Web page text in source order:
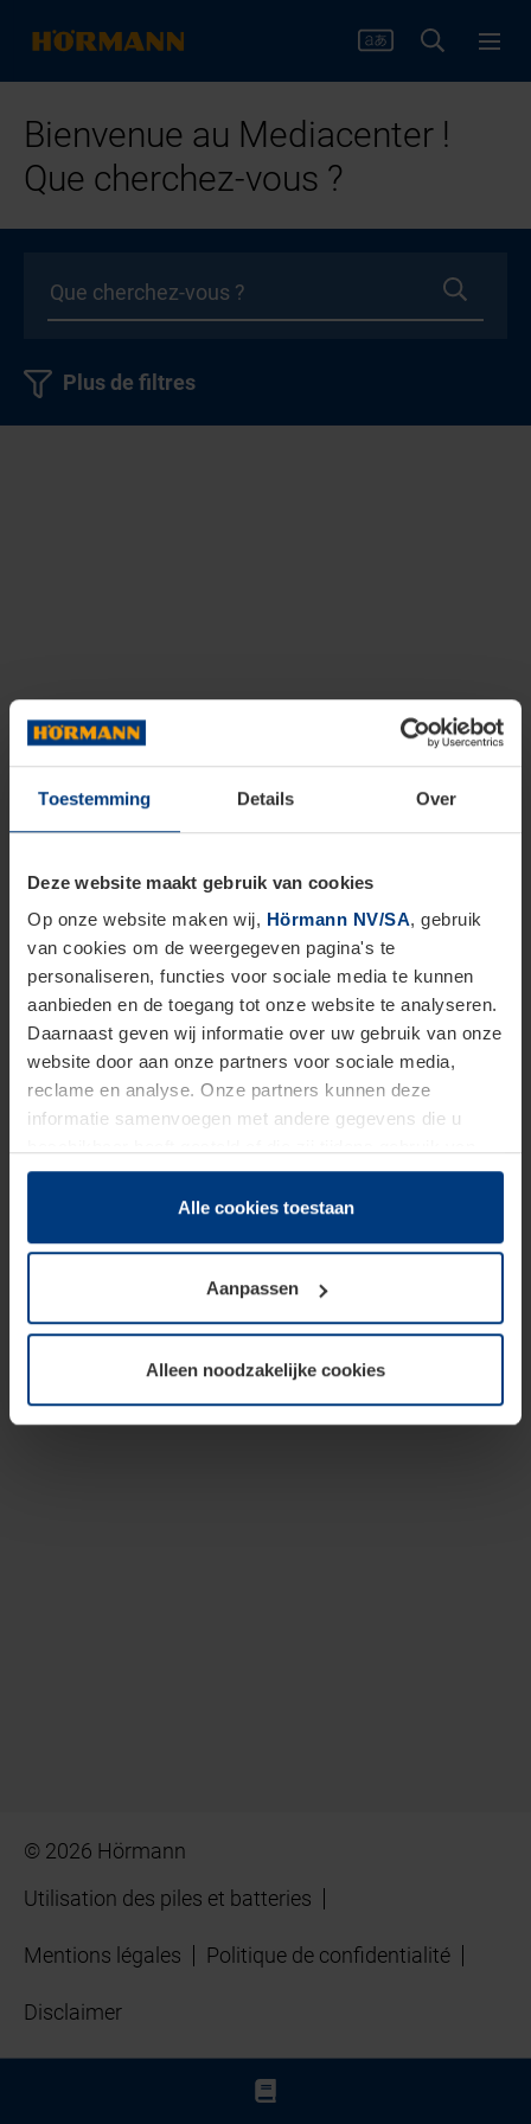
Toestemming Details Over
Deze website maakt gebruik van cookies
Op onze website maken wij, Hörmann NV/SA, gebruik
van cookies om de weergegeven pagina's te
personaliseren, functies voor sociale media te kunnen
aanbieden en de toegang tot onze website te analyseren.
Daarnaast geven wij informatie over uw gebruik van onze
website door aan onze partners voor sociale media,
reclame en analyse. Onze partners kunnen deze
informatie samenvoegen met andere gegevens die u
hun diensten hebben verzameld.
Juridisch hebben wij het recht om cookies op uw
van deze pagina's absoluut vereist is. Voor alle andere
soorten cookies is uw toestemming benodigd. Uw
toestemming kunt u op elk moment bij de uitleg van de
wijzigen of herroepen.
Alle cookies toestaan
Aanpassen
Alleen noodzakelijke cookies
Bienvenue au Mediacenter !
Que cherchez-vous ?
Plus de filtres
© 2026 Hörmann
Utilisation des piles et batteries
Mentions légales Politique de confidentialité
Disclaimer